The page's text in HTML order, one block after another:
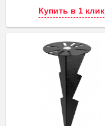
Купить в 1 клик